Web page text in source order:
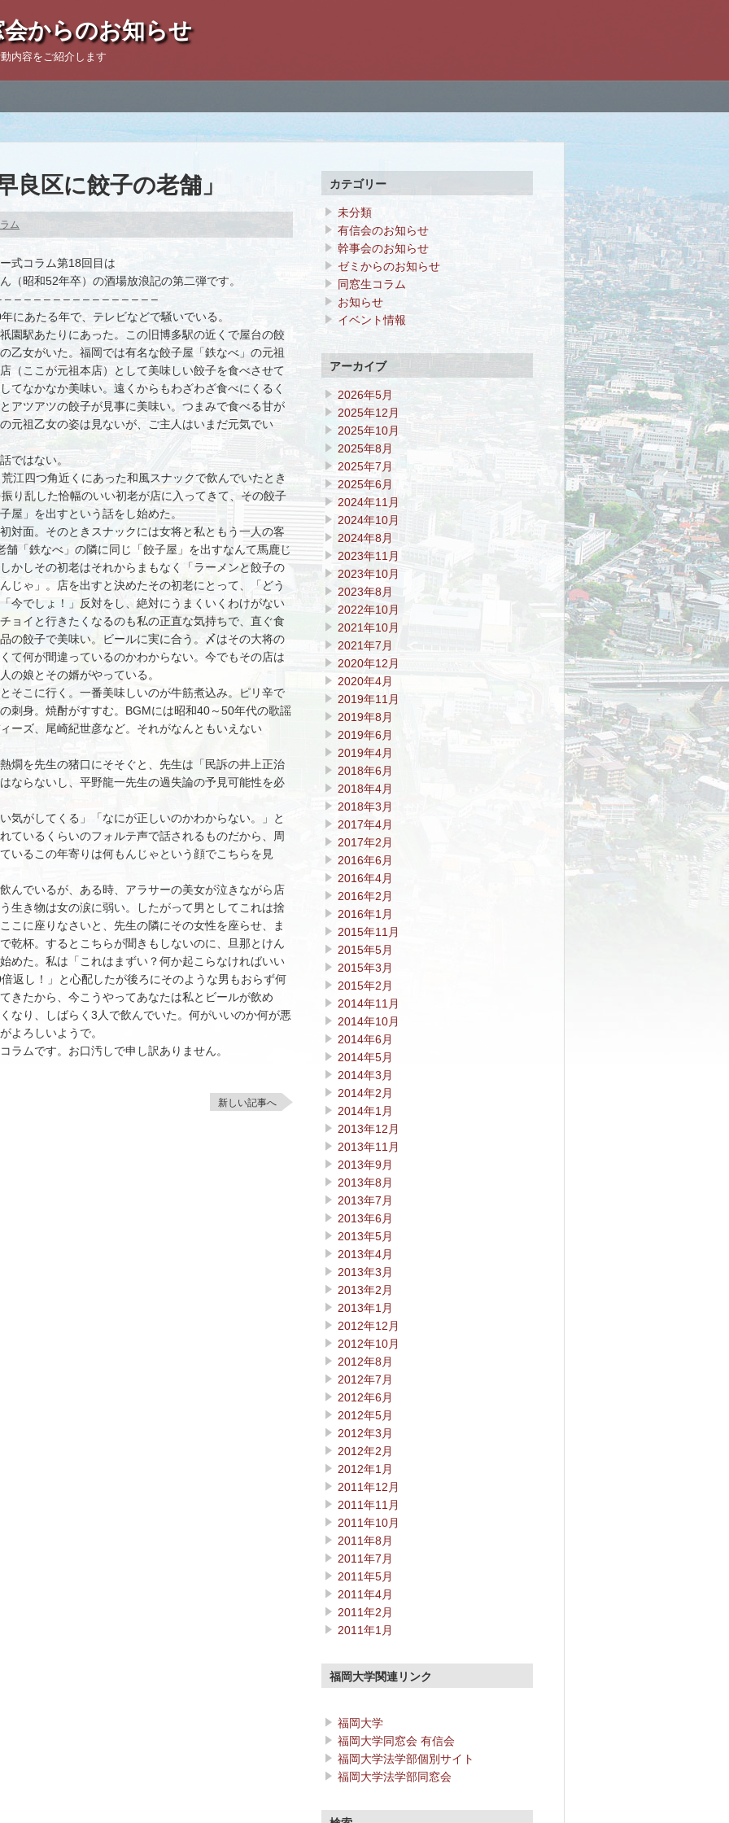
からのお知らせ
内容をご紹介します
良区に餃子の老舗」
ム
式コラム第18回目は
（昭和52年卒）の酒場放浪記の第二弾です。
– – – – – – – – – – – – – – –
にあたる年で、テレビなどで騒いでいる。
園駅あたりにあった。この旧博多駅の近くで屋台の餃
乙女がいた。福岡では有名な餃子屋「鉄なべ」の元祖
（ここが元祖本店）として美味しい餃子を食べさせて
てなかなか美味い。遠くからもわざわざ食べにくるく
アツアツの餃子が見事に美味い。つまみで食べる甘が
元祖乙女の姿は見ないが、ご主人はいまだ元気でい
ではない。
江四つ角近くにあった和風スナックで飲んでいたとき
り乱した恰幅のいい初老が店に入ってきて、その餃子
屋」を出すという話をし始めた。
対面。そのときスナックには女将と私ともう一人の客
「鉄なべ」の隣に同じ「餃子屋」を出すなんて馬鹿じ
かしその初老はそれからまもなく「ラーメンと餃子の
じゃ」。店を出すと決めたその初老にとって、「どう
今でしょ！」反対をし、絶対にうまくいくわけがない
ョイと行きたくなるのも私の正直な気持ちで、直ぐ食
の餃子で美味い。ビールに実に合う。〆はその大将の
て何が間違っているのかわからない。今でもその店は
の娘とその婿がやっている。
そこに行く。一番美味しいのが牛筋煮込み。ピリ辛で
刺身。焼酎がすすむ。BGMには昭和40～50年代の歌謡
ーズ、尾崎紀世彦など。それがなんともいえない
燗を先生の猪口にそそぐと、先生は「民訴の井上正治
ならないし、平野龍一先生の過失論の予見可能性を必
気がしてくる」「なにが正しいのかわからない。」と
ているくらいのフォルテ声で話されるものだから、周
いるこの年寄りは何もんじゃという顔でこちらを見
んでいるが、ある時、アラサーの美女が泣きながら店
生き物は女の涙に弱い。したがって男としてこれは捨
こに座りなさいと、先生の隣にその女性を座らせ、ま
乾杯。するとこちらが聞きもしないのに、旦那とけん
めた。私は「これはまずい？何か起こらなければいい
返し！」と心配したが後ろにそのような男もおらず何
きたから、今こうやってあなたは私とビールが飲め
なり、しばらく3人で飲んでいた。何がいいのか何が悪
よろしいようで。
ラムです。お口汚しで申し訳ありません。
新しい記事へ
カテゴリー
未分類
有信会のお知らせ
幹事会のお知らせ
ゼミからのお知らせ
同窓生コラム
お知らせ
イベント情報
アーカイブ
2026年5月
2025年12月
2025年10月
2025年8月
2025年7月
2025年6月
2024年11月
2024年10月
2024年8月
2023年11月
2023年10月
2023年8月
2022年10月
2021年10月
2021年7月
2020年12月
2020年4月
2019年11月
2019年8月
2019年6月
2019年4月
2018年6月
2018年4月
2018年3月
2017年4月
2017年2月
2016年6月
2016年4月
2016年2月
2016年1月
2015年11月
2015年5月
2015年3月
2015年2月
2014年11月
2014年10月
2014年6月
2014年5月
2014年3月
2014年2月
2014年1月
2013年12月
2013年11月
2013年9月
2013年8月
2013年7月
2013年6月
2013年5月
2013年4月
2013年3月
2013年2月
2013年1月
2012年12月
2012年10月
2012年8月
2012年7月
2012年6月
2012年5月
2012年3月
2012年2月
2012年1月
2011年12月
2011年11月
2011年10月
2011年8月
2011年7月
2011年5月
2011年4月
2011年2月
2011年1月
福岡大学関連リンク
福岡大学
福岡大学同窓会 有信会
福岡大学法学部個別サイト
福岡大学法学部同窓会